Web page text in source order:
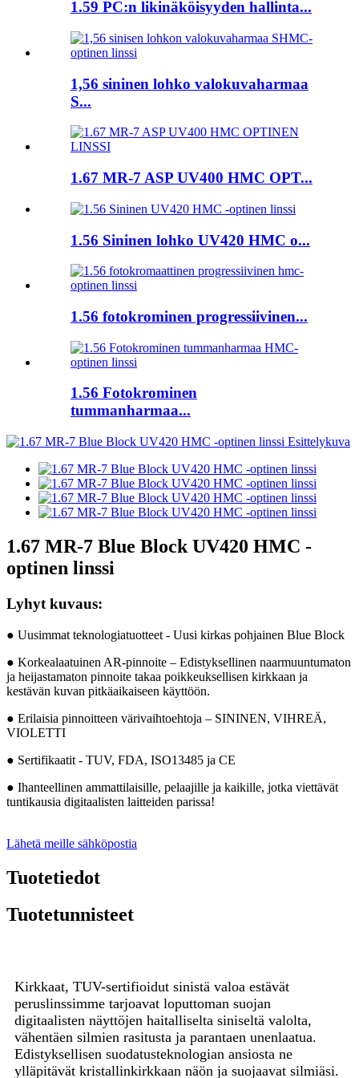
1.59 PC:n likinäköisyyden hallinta...
1,56 sininen lohko valokuvaharmaa
S...
1.67 MR-7 ASP UV400 HMC OPT...
1.56 Sininen lohko UV420 HMC o...
1.56 fotokrominen progressiivinen...
1.56 Fotokrominen
tummanharmaa...
1.67 MR-7 Blue Block UV420 HMC -
optinen linssi
Lyhyt kuvaus:
● Uusimmat teknologiatuotteet - Uusi kirkas pohjainen Blue Block
● Korkealaatuinen AR-pinnoite – Edistyksellinen naarmuuntumaton
ja heijastamaton pinnoite takaa poikkeuksellisen kirkkaan ja
kestävän kuvan pitkäaikaiseen käyttöön.
● Erilaisia ​​pinnoitteen värivaihtoehtoja – SININEN, VIHREÄ,
VIOLETTI
● Sertifikaatit - TUV, FDA, ISO13485 ja CE
● Ihanteellinen ammattilaisille, pelaajille ja kaikille, jotka viettävät
tuntikausia digitaalisten laitteiden parissa!
Lähetä meille sähköpostia
Tuotetiedot
Tuotetunnisteet
Kirkkaat, TUV-sertifioidut sinistä valoa estävät
peruslinssimme tarjoavat loputtoman suojan
digitaalisten näyttöjen haitalliselta siniseltä valolta,
vähentäen silmien rasitusta ja parantaen unenlaatua.
Edistyksellisen suodatusteknologian ansiosta ne
ylläpitävät kristallinkirkkaan näön ja suojaavat silmiäsi.